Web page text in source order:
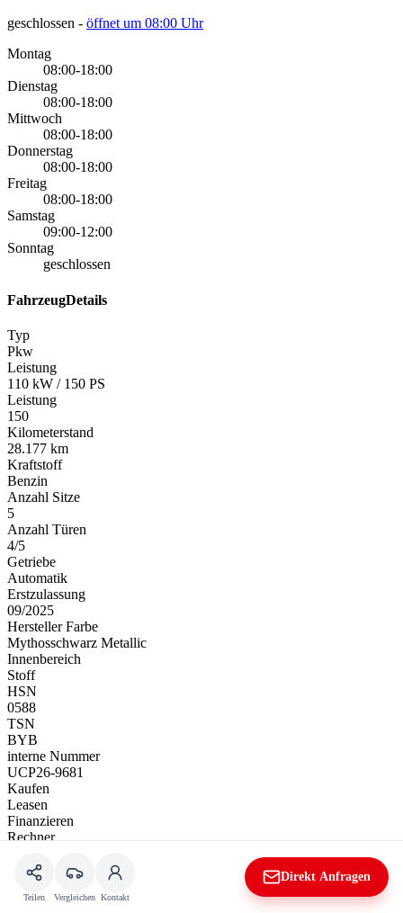
geschlossen - öffnet um 08:00 Uhr
Montag
08:00-18:00
Dienstag
08:00-18:00
Mittwoch
08:00-18:00
Donnerstag
08:00-18:00
Freitag
08:00-18:00
Samstag
09:00-12:00
Sonntag
geschlossen
FahrzeugDetails
Typ
Pkw
Leistung
110 kW / 150 PS
Leistung
150
Kilometerstand
28.177 km
Kraftstoff
Benzin
Anzahl Sitze
5
Anzahl Türen
4/5
Getriebe
Automatik
Erstzulassung
09/2025
Hersteller Farbe
Mythosschwarz Metallic
Innenbereich
Stoff
HSN
0588
TSN
BYB
interne Nummer
UCP26-9681
Kaufen
Leasen
Finanzieren
Rechner
Kaufpreis
Teilen Vergleichen Kontakt
Direkt Anfragen